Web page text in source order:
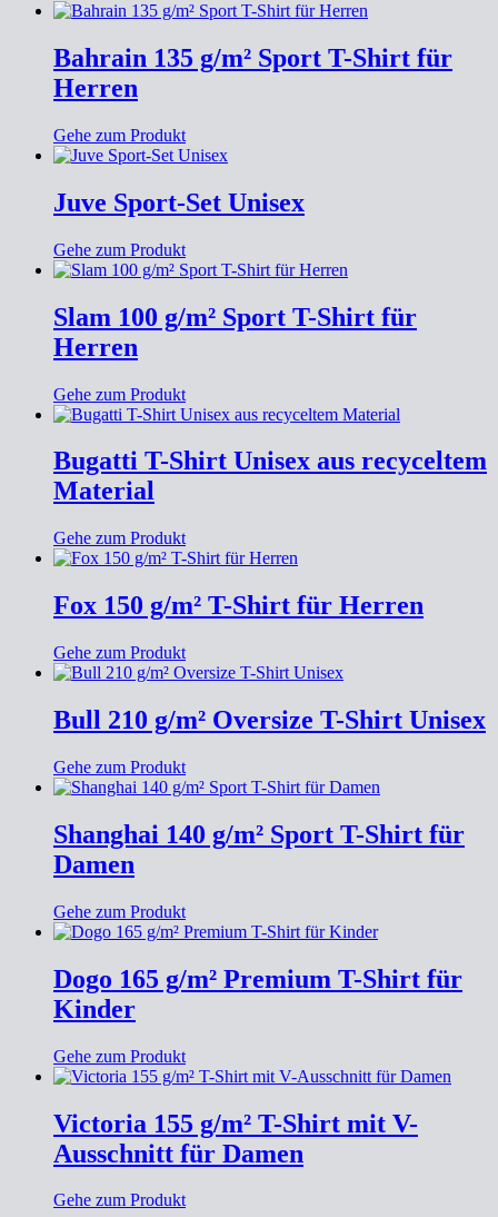
Bahrain 135 g/m² Sport T-Shirt für
Herren
Gehe zum Produkt
Juve Sport-Set Unisex
Gehe zum Produkt
Slam 100 g/m² Sport T-Shirt für
Herren
Gehe zum Produkt
Bugatti T-Shirt Unisex aus recyceltem
Material
Gehe zum Produkt
Fox 150 g/m² T-Shirt für Herren
Gehe zum Produkt
Bull 210 g/m² Oversize T-Shirt Unisex
Gehe zum Produkt
Shanghai 140 g/m² Sport T-Shirt für
Damen
Gehe zum Produkt
Dogo 165 g/m² Premium T-Shirt für
Kinder
Gehe zum Produkt
Victoria 155 g/m² T-Shirt mit V-
Ausschnitt für Damen
Gehe zum Produkt